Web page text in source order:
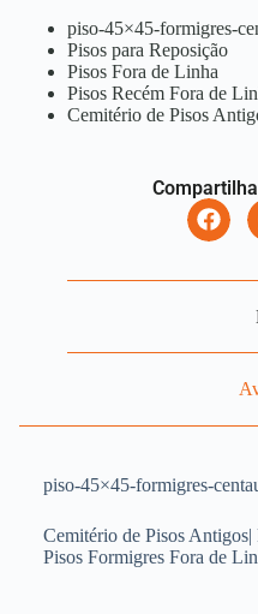
piso-45×45-formigres-
Pisos para Reposição
Pisos Fora de Linha
Pisos Recém Fora de
Cemitério de Pisos
piso-45×45-formigres-
Cemitério de Pisos
Pisos Formigres Fora de